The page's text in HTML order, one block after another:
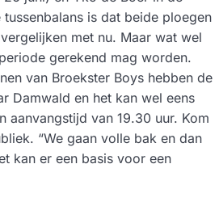
is dat beide ploegen
met nu. Maar wat wel
gerekend mag worden.
van Broekster Boys hebben de
Damwald en het kan wel eens
aanvangstijd van 19.30 uur. Kom
“We gaan volle bak en dan
kan er een basis voor een